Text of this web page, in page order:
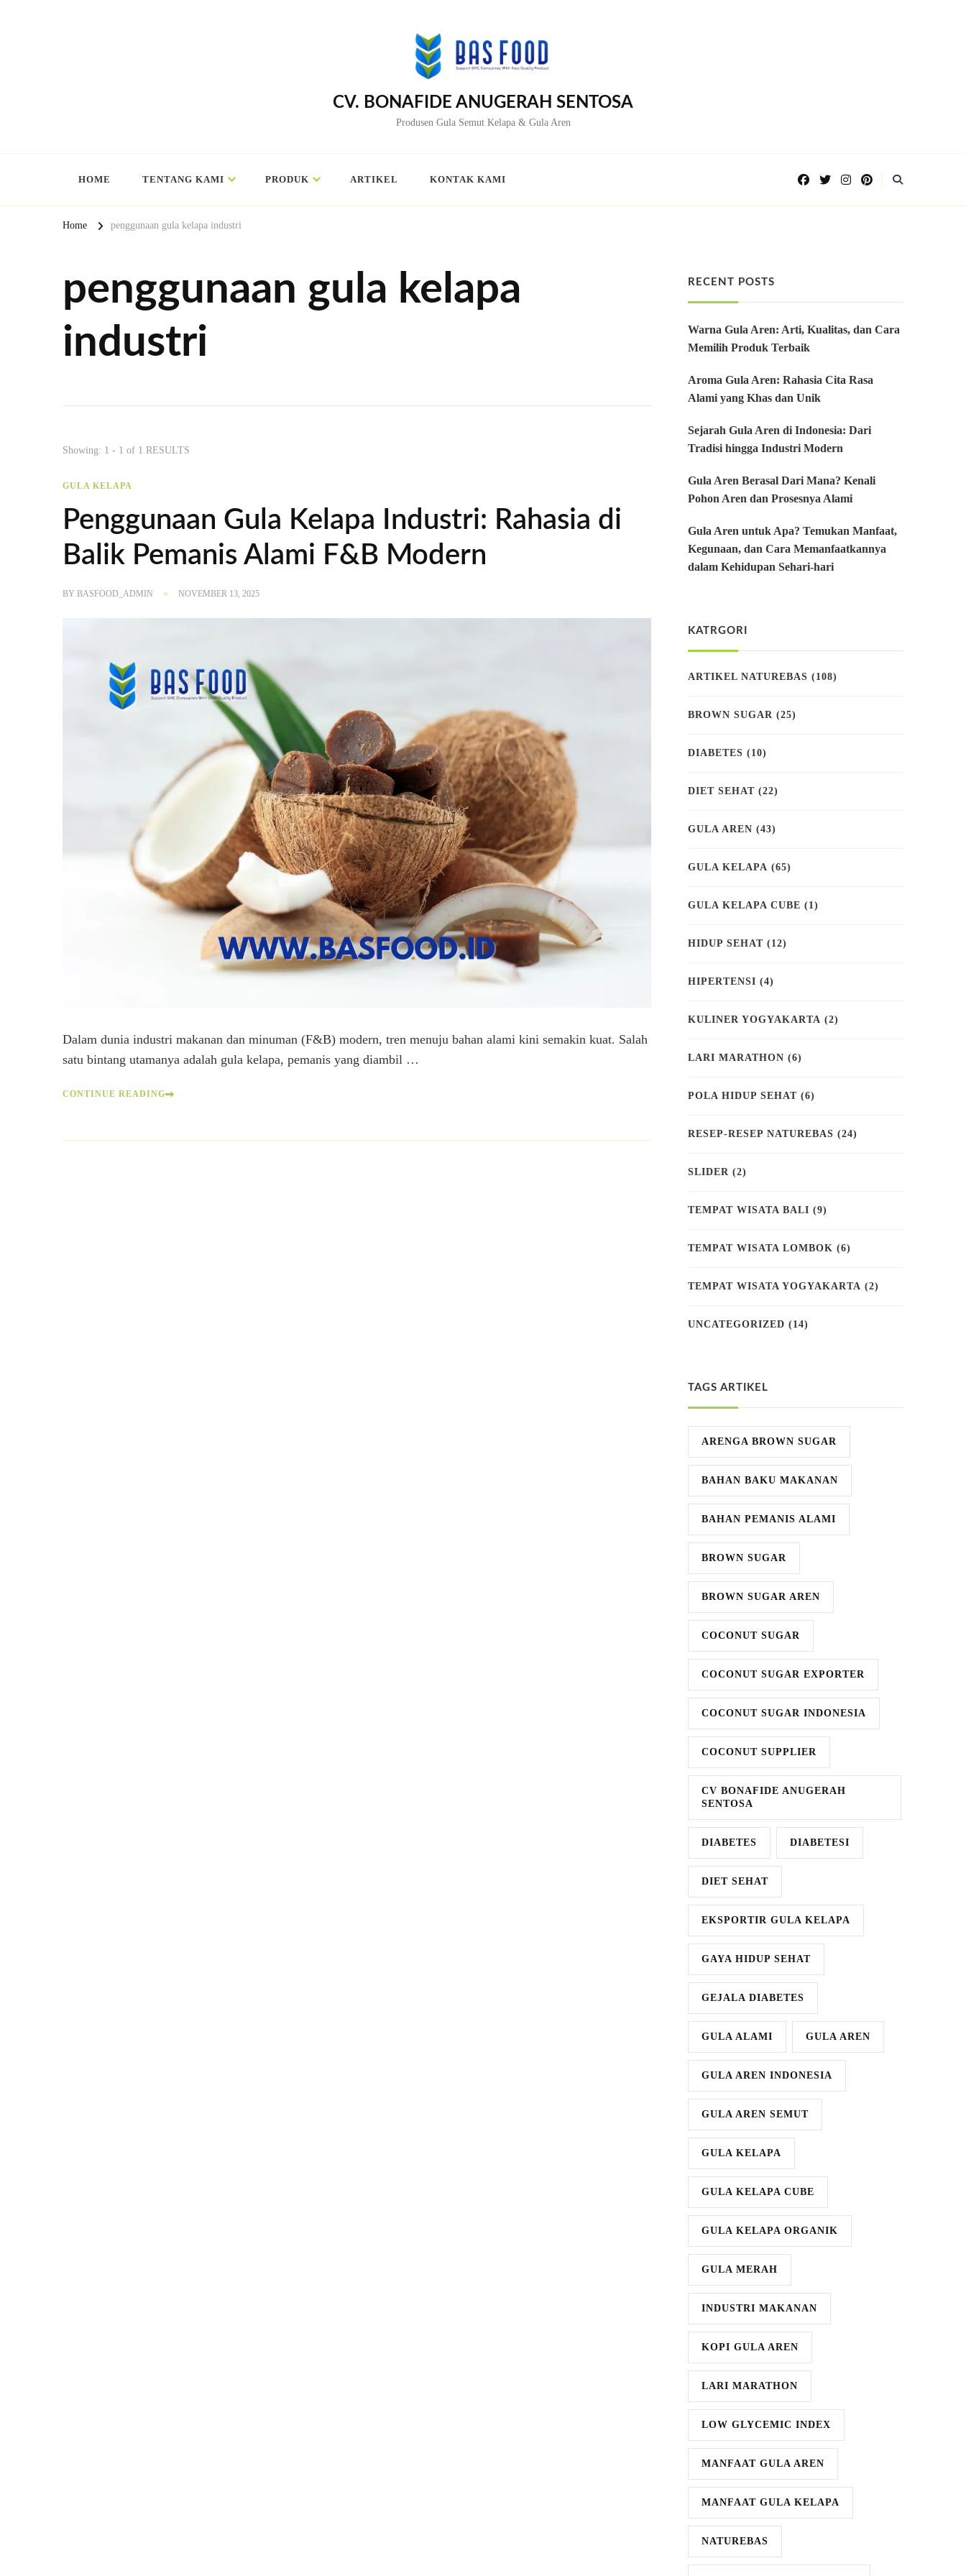
CV. BONAFIDE ANUGERAH SENTOSA
Produsen Gula Semut Kelapa & Gula Aren
HOME TENTANG KAMI PRODUK ARTIKEL KONTAK KAMI
Home penggunaan gula kelapa industri
penggunaan gula kelapa
industri
Showing: 1 - 1 of 1 RESULTS
GULA KELAPA
Penggunaan Gula Kelapa Industri: Rahasia di
Balik Pemanis Alami F&B Modern
BYBASFOOD_ADMIN NOVEMBER 13, 2025
Dalam dunia industri makanan dan minuman (F&B) modern, tren menuju bahan alami kini semakin kuat. Salah
satu bintang utamanya adalah gula kelapa, pemanis yang diambil …
CONTINUE READING
RECENT POSTS
Warna Gula Aren: Arti, Kualitas, dan Cara
Memilih Produk Terbaik
Aroma Gula Aren: Rahasia Cita Rasa
Alami yang Khas dan Unik
Sejarah Gula Aren di Indonesia: Dari
Tradisi hingga Industri Modern
Gula Aren Berasal Dari Mana? Kenali
Pohon Aren dan Prosesnya Alami
Gula Aren untuk Apa? Temukan Manfaat,
Kegunaan, dan Cara Memanfaatkannya
dalam Kehidupan Sehari-hari
KATRGORI
ARTIKEL NATUREBAS (108)
BROWN SUGAR (25)
DIABETES (10)
DIET SEHAT (22)
GULA AREN (43)
GULA KELAPA (65)
GULA KELAPA CUBE (1)
HIDUP SEHAT (12)
HIPERTENSI (4)
KULINER YOGYAKARTA (2)
LARI MARATHON (6)
POLA HIDUP SEHAT (6)
RESEP-RESEP NATUREBAS (24)
SLIDER (2)
TEMPAT WISATA BALI (9)
TEMPAT WISATA LOMBOK (6)
TEMPAT WISATA YOGYAKARTA (2)
UNCATEGORIZED (14)
TAGS ARTIKEL
ARENGA BROWN SUGAR
BAHAN BAKU MAKANAN
BAHAN PEMANIS ALAMI
BROWN SUGAR
BROWN SUGAR AREN
COCONUT SUGAR
COCONUT SUGAR EXPORTER
COCONUT SUGAR INDONESIA
COCONUT SUPPLIER
CV BONAFIDE ANUGERAH
SENTOSA
DIABETES DIABETESI
DIET SEHAT
EKSPORTIR GULA KELAPA
GAYA HIDUP SEHAT
GEJALA DIABETES
GULA ALAMI GULA AREN
GULA AREN INDONESIA
GULA AREN SEMUT
GULA KELAPA
GULA KELAPA CUBE
GULA KELAPA ORGANIK
GULA MERAH
INDUSTRI MAKANAN
KOPI GULA AREN
LARI MARATHON
LOW GLYCEMIC INDEX
MANFAAT GULA AREN
MANFAAT GULA KELAPA
NATUREBAS